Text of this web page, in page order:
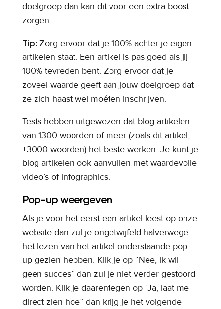
doelgroep dan kan dit voor een extra boost
zorgen.
Tip: Zorg ervoor dat je 100% achter je eigen
artikelen staat. Een artikel is pas goed als jij
100% tevreden bent. Zorg ervoor dat je
zoveel waarde geeft aan jouw doelgroep dat
ze zich haast wel moéten inschrijven.
Tests hebben uitgewezen dat blog artikelen
van 1300 woorden of meer (zoals dit artikel,
+3000 woorden) het beste werken. Je kunt je
blog artikelen ook aanvullen met waardevolle
video’s of infographics.
Pop-up weergeven
Als je voor het eerst een artikel leest op onze
website dan zul je ongetwijfeld halverwege
het lezen van het artikel onderstaande pop-
up gezien hebben. Klik je op “Nee, ik wil
geen succes” dan zul je niet verder gestoord
worden. Klik je daarentegen op “Ja, laat me
direct zien hoe” dan krijg je het volgende